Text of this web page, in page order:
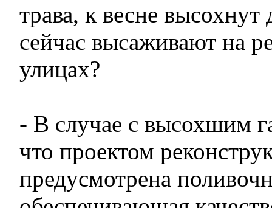
трава, к весне высохнут
сейчас высаживают на
улицах?
- В случае с высохшим
что проектом
предусмотрена